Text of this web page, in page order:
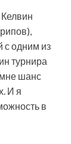
с одним из
турнира
шанс
И я
в